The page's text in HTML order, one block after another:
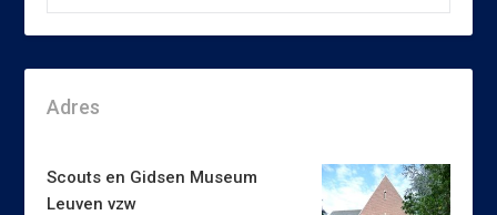
Adres
Scouts en Gidsen Museum
Leuven vzw